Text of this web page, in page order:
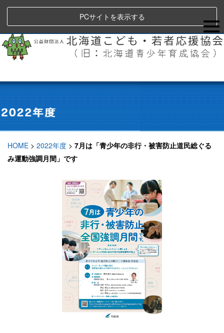
PCサイトを表示する
HOME > 2022年度 > 7月は「青少年の非行・被害防止道民総ぐる
み運動強調月間」です